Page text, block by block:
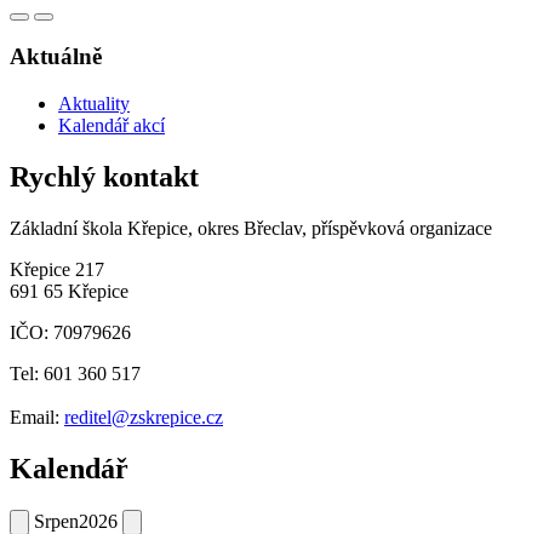
Aktuálně
Aktuality
Kalendář akcí
Rychlý kontakt
Základní škola Křepice, okres Břeclav, příspěvková organizace
Křepice 217
691 65 Křepice
IČO: 70979626
Tel: 601 360 517
Email: reditel@zskrepice.cz
Kalendář
Srpen2026